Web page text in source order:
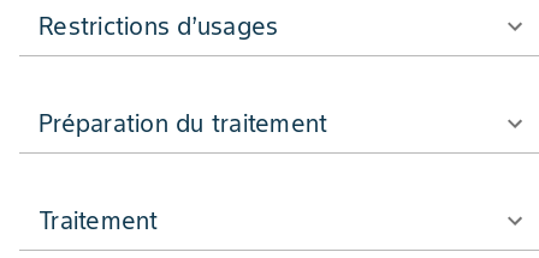
Restrictions d’usages
Préparation du traitement
Traitement